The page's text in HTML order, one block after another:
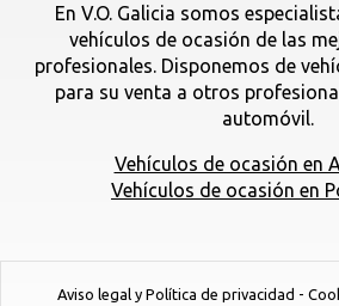
En V.O. Galicia somos
vehículos de ocasión de las
profesionales. Disponemos de
para su venta a otros
automóvil.
Vehículos de ocasión en
Vehículos de ocasión en
Aviso legal y Política de privacidad -